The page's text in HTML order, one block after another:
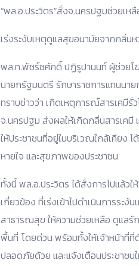
“พล.อ.ประวิตร”สั่งจ.นครปฐมช่วยเห
เร่งระงับเหตุดูแลสุขอนามัยจากกลิ่น
พล.ท.พัชร์ชศักดิ์ ปฏิรูปานนท์ ผู้ช่วยโ
นายกรัฐมนตรี รักษาราชการแทนนา
ทราบข่าวว่า เกิดเหตุการณ์สารเคมี
จ.นครปฐม ส่งผลให้เกิดกลิ่นสารเคมี
ให้ประชาชนที่อยู่ในบริเวณใกล้เคียง
หายใจ และสุขภาพของประชาชน
ทั้งนี้ พล.อ.ประวิตร ได้สั่งการไปแล้ว
เกี่ยวข้อง ที่เร่งเข้าไปดำเนินการระ
สาธารณสุข ให้ความช่วยเหลือ ดูแล
พื้นที่ โดยด่วน พร้อมทั้งให้เจ้าหน้าที่
ปลอดภัยด้วย และแจ้งเตือนประชาช